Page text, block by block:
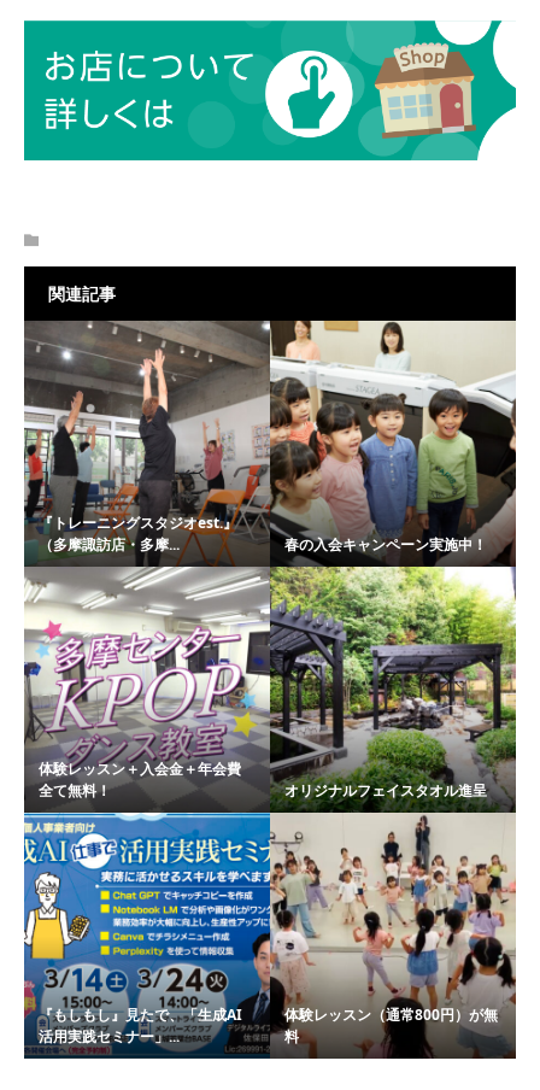
関連記事
『トレーニングスタジオest.』
（多摩諏訪店・多摩...
春の入会キャンペーン実施中！
体験レッスン＋入会金＋年会費
全て無料！
オリジナルフェイスタオル進呈
『もしもし』見たで、「生成AI
活用実践セミナー」...
体験レッスン（通常800円）が無
料